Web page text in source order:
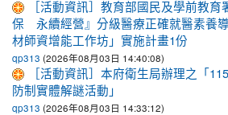
［活動資訊］教育部國民及學前教育
保 永續經營』分級醫療正確就醫素養
材師資增能工作坊」實施計畫1份
qp313 (2026年08月03日 14:40:08)
［活動資訊］本府衛生局辦理之「
防制實體解謎活動」
qp313 (2026年08月03日 14:33:12)